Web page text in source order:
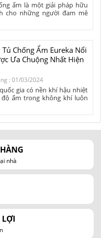
ẩm là một giải pháp hữu
cho những người đam mê
Tủ Chống Ẩm Eureka Nổi
Ưa Chuộng Nhất Hiện
: 01/03/2024
gia có nền khí hậu nhiệt
độ ẩm trong không khí luôn
nhà